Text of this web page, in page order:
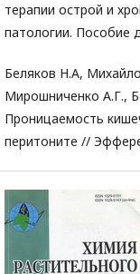
терапии острой и
патологии. Пособие
Беляков Н.А,
Мирошниченко А.Г.,
Проницаемость
перитоните //